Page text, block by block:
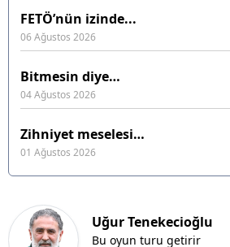
FETÖ’nün izinde...
06 Ağustos 2026
Bitmesin diye…
04 Ağustos 2026
Zihniyet meselesi…
01 Ağustos 2026
Uğur Tenekecioğlu
Bu oyun turu getirir